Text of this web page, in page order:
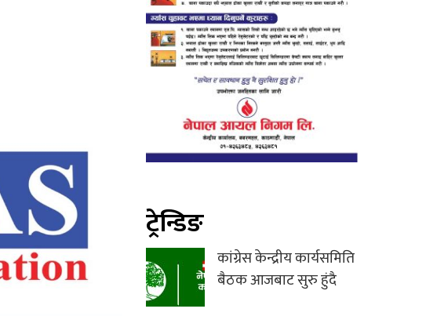
ट्रेन्डिङ
कांग्रेस केन्द्रीय कार्यसमिति
बैठक आजबाट सुरु हुंदै